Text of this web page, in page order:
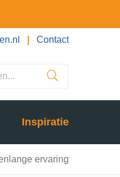
Contact
Inspiratie
ervaring